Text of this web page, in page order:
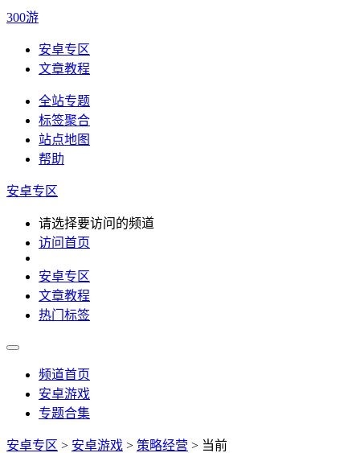
300游
安卓专区
文章教程
全站专题
标签聚合
站点地图
帮助
安卓专区
请选择要访问的频道
访问首页
安卓专区
文章教程
热门标签
频道首页
安卓游戏
专题合集
安卓专区 > 安卓游戏 > 策略经营 > 当前